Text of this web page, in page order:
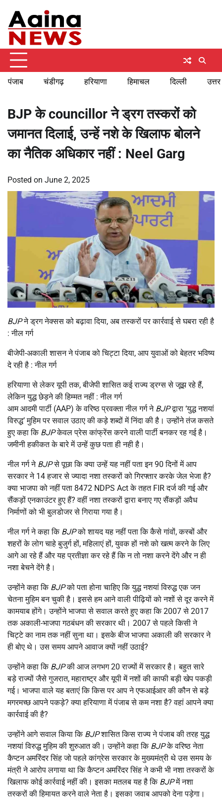
content
पंजाब चंडीगढ़ हरियाणा हिमाचल दिल्ली
BJP के councillor ने ड्रग तस्करों को
जमानत दिलाई, उन्हें नशे के खिलाफ बोलने
का नैतिक अधिकार नहीं : Neel Garg
Posted on June 2, 2025
BJPने ड्रग नेक्सस को बढ़ावा दिया, अब तस्करों पर कार्रवाई से घबरा रही है
: नील गर्ग
बीजेपी-अकाली शासन ने पंजाब को चिट्टा दिया, आप युवाओं को बेहतर भविष्य
दे रही है : नील गर्ग
हरियाणा से लेकर यूपी तक, बीजेपी शासित कई राज्य ड्रग्स से जूझ रहे हैं,
लेकिन युद्ध छेड़ने की हिम्मत नहीं : नील गर्ग
आम आदमी पार्टी (AAP) के वरिष्ठ प्रवक्ता नील गर्ग ने BJPद्वारा ‘युद्ध नशयां
विरुद्ध’ मुहिम पर सवाल उठाए की कड़े शब्दों में निंदा की है। उन्होंने तंज कसते
हुए कहा कि BJPकेवल प्रेस कांफ्रेंस करने वाली पार्टी बनकर रह गई है।
जमीनी हकीकत के बारे में उन्हें कुछ पता ही नही है।
नील गर्ग ने BJPसे पूछा कि क्या उन्हें यह नहीं पता इन 90 दिनों में आप
सरकार ने 14 हजार से ज्यादा नशा तस्करों को गिरफ्तार करके जेल भेजा है?
क्या भाजपा को नहीं पता 8472 NDPS Act के तहत FIR दर्ज की गई और
सैंकड़ों एनकाउंटर हुए हैं? वहीं नशा तस्करों द्वारा बनाए गए सैंकड़ों अवैध
निर्माणों को भी बुलडोजर से गिराया गया है।
नील गर्ग ने कहा कि BJPको शायद यह नहीं पता कि कैसे गांवों, कस्बों और
शहरों के लोग चाहे बुजुर्ग हों, महिलाएं हों, युवक हों नशे को खत्म करने के लिए
आगे आ रहे हैं और यह प्रतीज्ञा कर रहे हैं कि न तो नशा करने देंगे और न ही
नशा बेचने देंगे है।
उन्होंने कहा कि BJPको पता होना चाहिए कि युद्ध नशयां विरुद्ध एक जन
चेतना मुहिम बन चुकी है। इससे हम आने वाली पीढ़ियों को नशों से दूर करने में
कामयाब होंगे। उन्होंने भाजपा से सवाल करते हुए कहा कि 2007 से 2017
तक अकाली-भाजपा गठबंधन की सरकार थी। 2007 से पहले किसी ने
चिट्टे का नाम तक नहीं सुना था। इसके बीज भाजपा अकाली की सरकार ने
ही बोए थे। उस समय आपने आवाज क्यों नहीं उठाई?
उन्होंने कहा कि BJPकी आज लगभग 20 राज्यों में सरकार है। बहुत सारे
बड़े राज्यों जैसे गुजरात, महाराष्ट्र और यूपी में नशों की काफी बड़ी खेप पकड़ी
गई। भाजपा वाले यह बताएं कि किस पर आप ने एफआईआर की कौन से बड़े
मगरमच्छ आपने पकड़े? क्या हरियाणा में पंजाब से कम नशा है? वहां आपने क्या
कार्रवाई की है?
उन्होंने आगे सवाल किया कि BJPशासित किस राज्य ने पंजाब की तरह युद्ध
नशयां विरुद्ध मुहिम की शुरुआत की। उन्होंने कहा कि BJPके वरिष्ठ नेता
कैप्टन अमरिंदर सिंह जो पहले कांग्रेस सरकार के मुख्यमंत्री थे उस समय के
मंत्री ने आरोप लगाया था कि कैप्टन अमरिंदर सिंह ने कभी भी नशा तस्करों के
खिलाफ कोई कार्रवाई नहीं की। इसका मतलब यह है कि BJPमें नशा
तस्करों की हिमायत करने वाले नेता है। इसका जवाब आपको देना पड़ेगा।